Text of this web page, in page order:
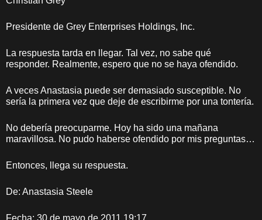
Presidente de Grey Enterprises Holdings, Inc.
La respuesta tarda en llegar. Tal vez, no sabe qué
responder. Realmente, espero que no se haya ofendido.
A veces Anastasia puede ser demasiado susceptible. No
sería la primera vez que deje de escribirme por una tontería.
No debería preocuparme. Hoy ha sido una mañana
maravillosa. No pudo haberse ofendido por mis preguntas…
Entonces, llega su respuesta.
De: Anastasia Steele
Fecha: 30 de mayo de 2011 19:17